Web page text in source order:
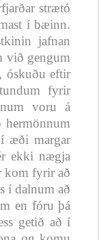
strætó
í bæinn.
jafnan
við gengum
óskuðu eftir
fyrir
voru á
hermönnum
æði margar
ekki nægja
kom fyrir að
í dalnum að
en fóru þá
getið að í